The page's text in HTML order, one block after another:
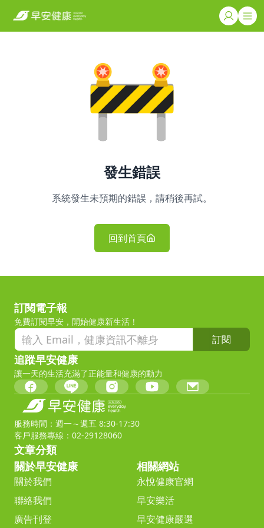
發生錯誤
系統發生未預期的錯誤，請稍後再試。
回到首頁
訂閱電子報
免費訂閱早安，開始健康新生活！
訂閱
追蹤早安健康
讓一天的生活充滿了正能量和健康的動力
服務時間：週一～週五 8:30-17:30
客戶服務專線：02-29128060
文章分類
關於早安健康
關於我們
聯絡我們
廣告刊登
相關網站
永悅健康官網
早安樂活
早安健康嚴選